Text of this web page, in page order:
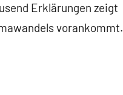
Erklärungen zeigt
vorankommt.